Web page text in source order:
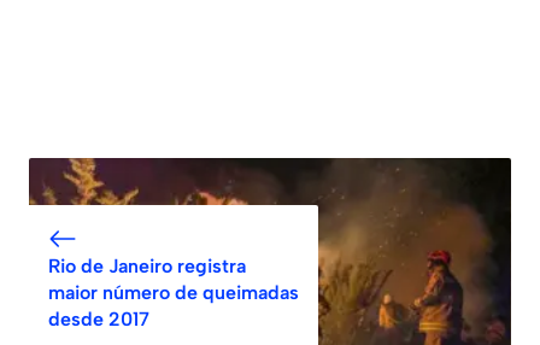
Rio de Janeiro registra
maior número de queimadas
desde 2017